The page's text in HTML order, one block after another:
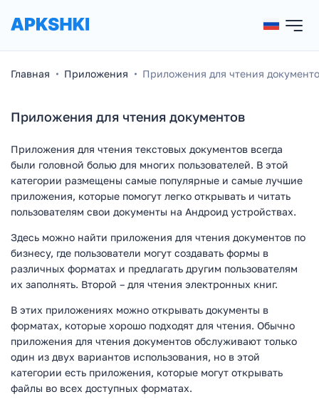
Главная Приложения Приложения для чтения
Приложения для чтения документов
Приложения для чтения текстовых документов всегда
были головной болью для многих пользователей. В этой
категории размещены самые популярные и самые лучшие
приложения, которые помогут легко открывать и читать
пользователям свои документы на Андроид устройствах.
Здесь можно найти приложения для чтения документов по
бизнесу, где пользователи могут создавать формы в
различных форматах и предлагать другим пользователям
их заполнять. Второй – для чтения электронных книг.
В этих приложениях можно открывать документы в
форматах, которые хорошо подходят для чтения. Обычно
приложения для чтения документов обслуживают только
один из двух вариантов использования, но в этой
категории есть приложения, которые могут открывать
файлы во всех доступных форматах.